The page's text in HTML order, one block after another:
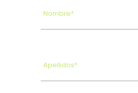
Nombre*
Apellidos*